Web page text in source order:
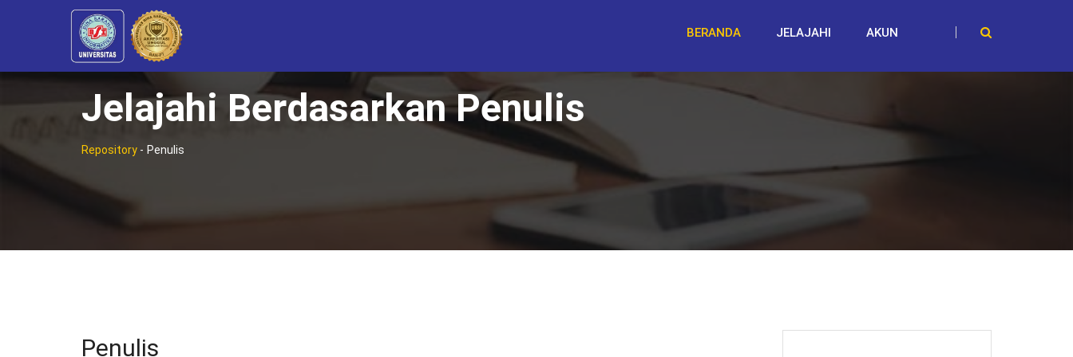
BERANDA JELAJAHI AKUN
Jelajahi Berdasarkan Penulis
Repository - Penulis
Penulis